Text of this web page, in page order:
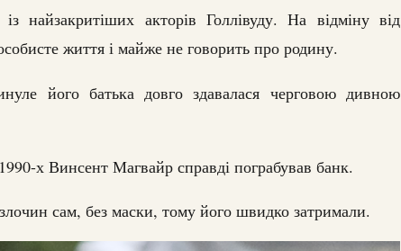
найзакритіших акторів Голлівуду. На відміну від
життя і майже не говорить про родину.
його батька довго здавалася черговою дивною
х Винсент Магвайр справді пограбував банк.
сам, без маски, тому його швидко затримали.